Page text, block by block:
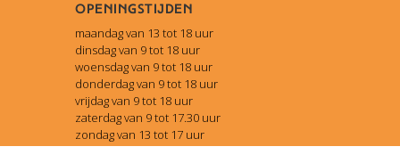
Openingstijden
maandag van 13 tot 18 uur
dinsdag van 9 tot 18 uur
woensdag van 9 tot 18 uur
donderdag van 9 tot 18 uur
vrijdag van 9 tot 18 uur
zaterdag van 9 tot 17.30 uur
zondag van 13 tot 17 uur